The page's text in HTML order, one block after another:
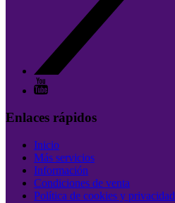
Enlaces rápidos
Inicio
Más servicios
Información
Condiciones de venta
Política de cookies y privacidad